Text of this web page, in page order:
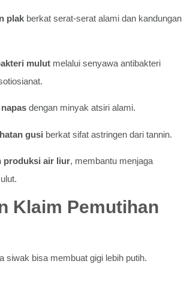
plak berkat serat-serat alami dan kandungan
mulut melalui senyawa antibakteri
dengan minyak atsiri alami.
gusi berkat sifat astringen dari tannin.
produksi air liur, membantu menjaga
Klaim Pemutihan
siwak bisa membuat gigi lebih putih.